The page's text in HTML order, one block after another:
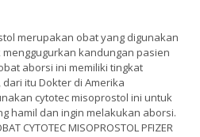
merupakan obat yang digunakan
kandungan pasien
aborsi ini memiliki tingkat
itu Dokter di Amerika
cytotec misoprostol ini untuk
hamil dan ingin melakukan aborsi.
CYTOTEC MISOPROSTOL PFIZER